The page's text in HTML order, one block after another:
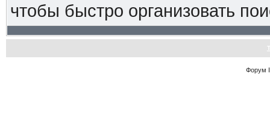
чтобы быстро организовать
Форум